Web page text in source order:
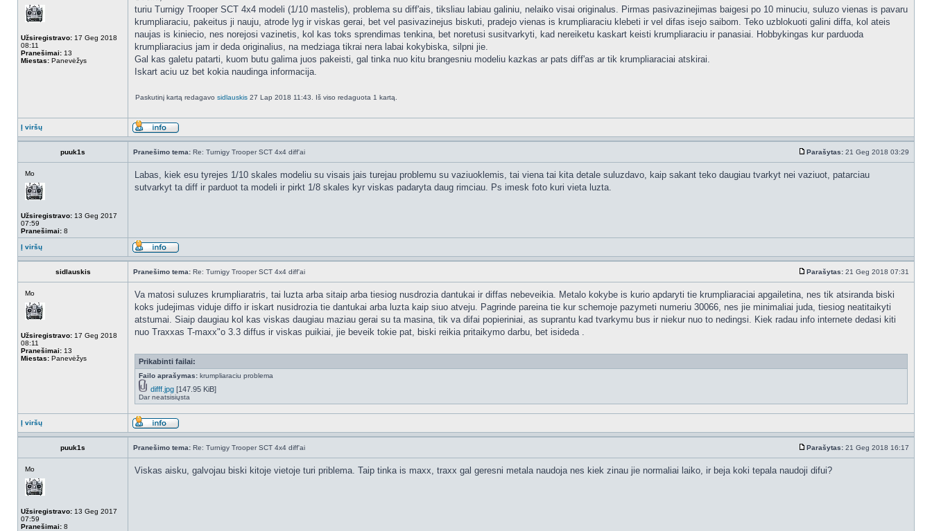
Užsiregistravo: 17 Geg 2018
08:11
Pranešimai: 13
Miestas: Panevėžys
turiu Turnigy Trooper SCT 4x4 modeli (1/10 mastelis), problema su diff'ais, tiksliau labiau galiniu, nelaiko visai originalus. Pirmas pasivazinejimas baigesi po 10 minuciu, suluzo vienas is pavaru
krumpliaraciu, pakeitus ji nauju, atrode lyg ir viskas gerai, bet vel pasivazinejus biskuti, pradejo vienas is krumpliaraciu klebeti ir vel difas isejo saibom. Teko uzblokuoti galini diffa, kol ateis
naujas is kiniecio, nes norejosi vazinetis, kol kas toks sprendimas tenkina, bet noretusi susitvarkyti, kad nereiketu kaskart keisti krumpliaraciu ir panasiai. Hobbykingas kur parduoda
krumpliaracius jam ir deda originalius, na medziaga tikrai nera labai kokybiska, silpni jie.
Gal kas galetu patarti, kuom butu galima juos pakeisti, gal tinka nuo kitu brangesniu modeliu kazkas ar pats diff'as ar tik krumpliaraciai atskirai.
Iskart aciu uz bet kokia naudinga informacija.
Paskutinį kartą redagavo sidlauskis 27 Lap 2018 11:43. Iš viso redaguota 1 kartą.
Į viršų
puuk1s Pranešimo tema: Re: Turnigy Trooper SCT 4x4 diff'ai Parašytas: 21 Geg 2018 03:29
Mo
Užsiregistravo: 13 Geg 2017
07:59
Pranešimai: 8
Labas, kiek esu tyrejes 1/10 skales modeliu su visais jais turejau problemu su vaziuoklemis, tai viena tai kita detale suluzdavo, kaip sakant teko daugiau tvarkyt nei vaziuot, patarciau
sutvarkyt ta diff ir parduot ta modeli ir pirkt 1/8 skales kyr viskas padaryta daug rimciau. Ps imesk foto kuri vieta luzta.
Į viršų
sidlauskis Pranešimo tema: Re: Turnigy Trooper SCT 4x4 diff'ai Parašytas: 21 Geg 2018 07:31
Mo
Užsiregistravo: 17 Geg 2018
08:11
Pranešimai: 13
Miestas: Panevėžys
Va matosi suluzes krumpliaratris, tai luzta arba sitaip arba tiesiog nusdrozia dantukai ir diffas nebeveikia. Metalo kokybe is kurio apdaryti tie krumpliaraciai apgailetina, nes tik atsiranda biski
koks judejimas viduje diffo ir iskart nusidrozia tie dantukai arba luzta kaip siuo atveju. Pagrinde pareina tie kur schemoje pazymeti numeriu 30066, nes jie minimaliai juda, tiesiog neatitaikyti
atstumai. Siaip daugiau kol kas viskas daugiau maziau gerai su ta masina, tik va difai popieriniai, as suprantu kad tvarkymu bus ir niekur nuo to nedingsi. Kiek radau info internete dedasi kiti
nuo Traxxas T-maxx"o 3.3 diffus ir viskas puikiai, jie beveik tokie pat, biski reikia pritaikymo darbu, bet isideda .
Prikabinti failai:
Failo aprašymas: krumpliaraciu problema
difff.jpg [147.95 KiB]
Dar neatsisiųsta
Į viršų
puuk1s Pranešimo tema: Re: Turnigy Trooper SCT 4x4 diff'ai Parašytas: 21 Geg 2018 16:17
Mo
Užsiregistravo: 13 Geg 2017
07:59
Pranešimai: 8
Viskas aisku, galvojau biski kitoje vietoje turi priblema. Taip tinka is maxx, traxx gal geresni metala naudoja nes kiek zinau jie normaliai laiko, ir beja koki tepala naudoji difui?